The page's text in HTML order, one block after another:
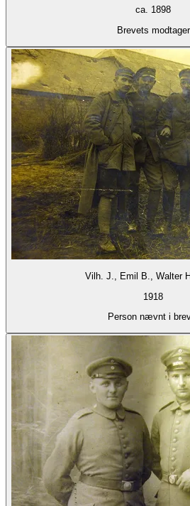
ca. 1898
Brevets modtager
Vilh. J., Emil B., Walter
1918
Person nævnt i